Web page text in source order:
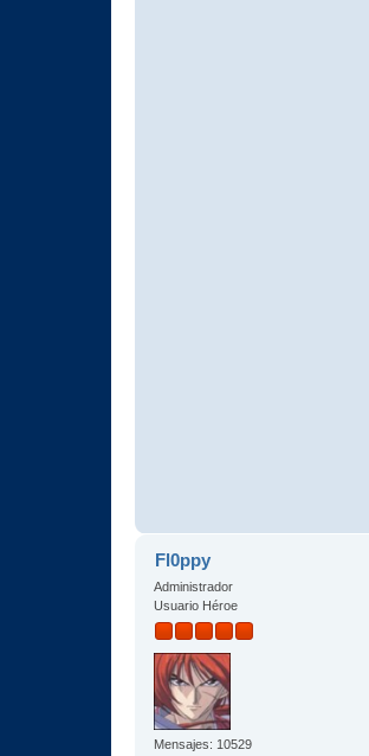
Fl0ppy
Administrador
Usuario Héroe
Mensajes: 10529